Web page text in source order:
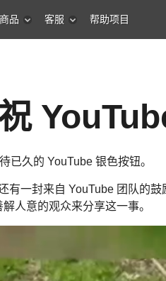
商品 客服 帮助项目
已久的 YouTube 银色按钮。
有一封来自 YouTube 团队的
人意的观众来分享这一事。